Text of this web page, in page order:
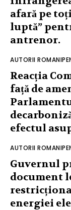
afară pe
luptă”
antrenor.
AUTORII
Reacția
față de
efectul
AUTORII
Guvernul
document
energiei